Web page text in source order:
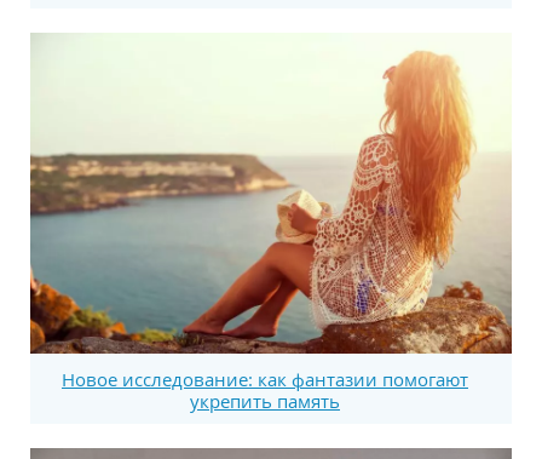
Новое исследование: как фантазии помогают
укрепить память